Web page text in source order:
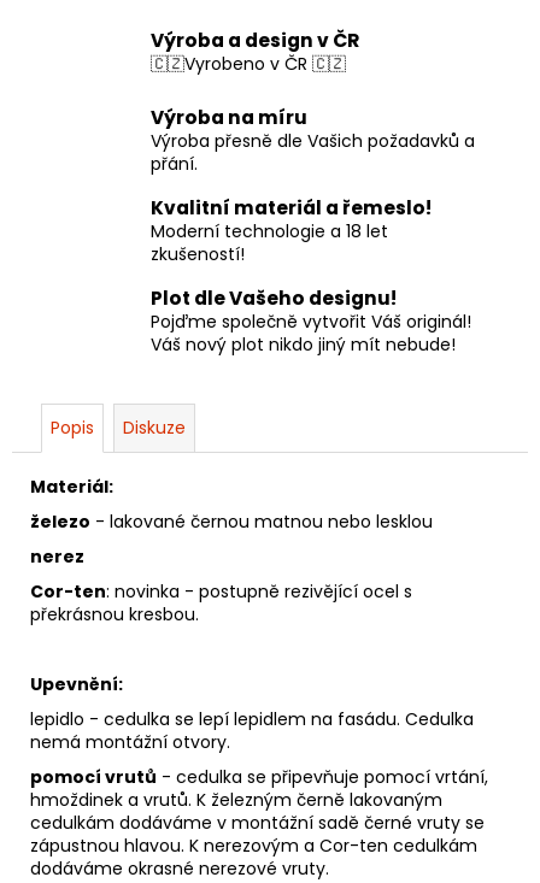
Výroba a design v ČR
🇨🇿Vyrobeno v ČR 🇨🇿
Výroba na míru
Výroba přesně dle Vašich požadavků a
přání.
Kvalitní materiál a řemeslo!
Moderní technologie a 18 let
zkušeností!
Plot dle Vašeho designu!
Pojďme společně vytvořit Váš originál!
Váš nový plot nikdo jiný mít nebude!
Popis Diskuze
Materiál:
železo - lakované černou matnou nebo lesklou
nerez
Cor-ten: novinka - postupně rezivějící ocel s
překrásnou kresbou.
Upevnění:
lepidlo - cedulka se lepí lepidlem na fasádu. Cedulka
nemá montážní otvory.
pomocí vrutů - cedulka se připevňuje pomocí vrtání,
hmoždinek a vrutů. K železným černě lakovaným
cedulkám dodáváme v montážní sadě černé vruty se
zápustnou hlavou. K nerezovým a Cor-ten cedulkám
dodáváme okrasné nerezové vruty.